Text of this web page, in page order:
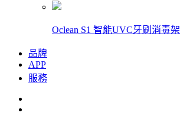
Oclean S1 智能UVC牙刷消毒架
品牌
APP
服務